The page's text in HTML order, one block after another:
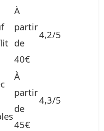
À
partir
de
40€
4,2/5
À
partir
de
45€
4,3/5